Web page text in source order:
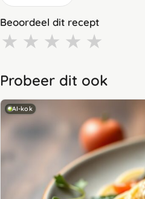
Beoordeel dit recept
★ ★ ★ ★ ★
Probeer dit ook
AI-kok